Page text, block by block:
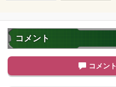
コメント
コメン